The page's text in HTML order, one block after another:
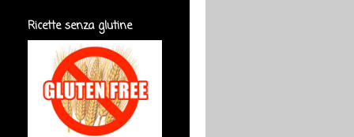
Ricette senza glutine